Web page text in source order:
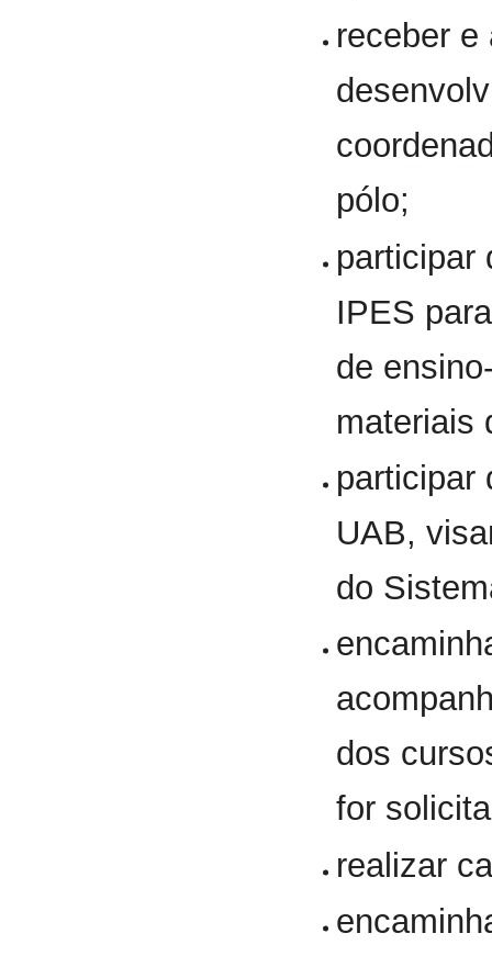
receber e
pólo;
participar
IPES
de
materiais
participar
UAB,
do
dos
for
realizar